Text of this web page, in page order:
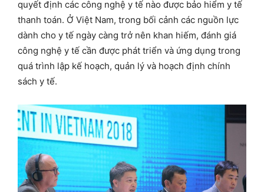
quyết định các công nghệ y tế nào được bảo hiểm y tế
thanh toán. Ở Việt Nam, trong bối cảnh các nguồn lực
dành cho y tế ngày càng trở nên khan hiếm, đánh giá
công nghệ y tế cần được phát triển và ứng dụng trong
quá trình lập kế hoạch, quản lý và hoạch định chính
sách y tế.